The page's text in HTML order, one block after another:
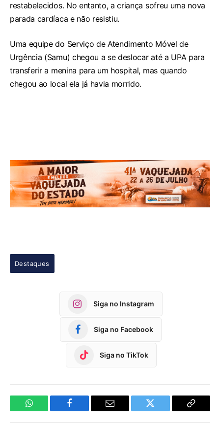
restabelecidos. No entanto, a criança sofreu uma nova
parada cardíaca e não resistiu.
Uma equipe do Serviço de Atendimento Móvel de
Urgência (Samu) chegou a se deslocar até a UPA para
transferir a menina para um hospital, mas quando
chegou ao local ela já havia morrido.
Destaques
Siga no Instagram
Siga no Facebook
Siga no TikTok
WhatsApp Facebook Email Twitter
Copy